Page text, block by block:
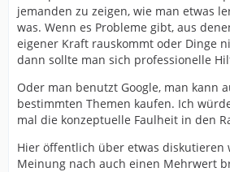
jemanden zu zeigen, wie man etwas
was. Wenn es Probleme gibt, aus
eigener Kraft rauskommt oder Dinge
dann sollte man sich professionelle
Oder man benutzt Google, man kann
bestimmten Themen kaufen. Ich
mal die konzeptuelle Faulheit in den
Hier öffentlich über etwas diskutieren
Meinung nach auch einen Mehrwert